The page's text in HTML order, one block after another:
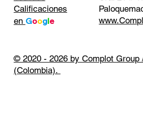
Calificaciones
en Google
© 2020 - 2026 by Complot Group
(Colombia).